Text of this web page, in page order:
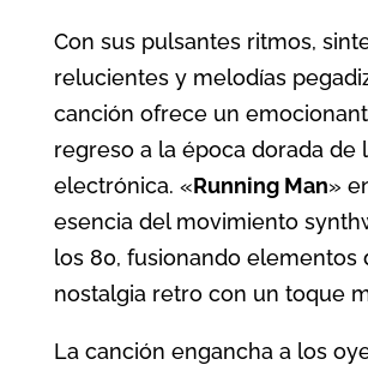
Con sus pulsantes ritmos,
relucientes y melodías
canción ofrece un
regreso a la época dorada de
electrónica. «Running Man»
esencia del movimiento
los 80, fusionando elementos
nostalgia retro con un toque
La canción engancha a los